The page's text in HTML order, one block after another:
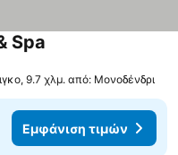
Spa
9.7 χλμ. από: Μονοδένδρι
Εμφάνιση τιμών